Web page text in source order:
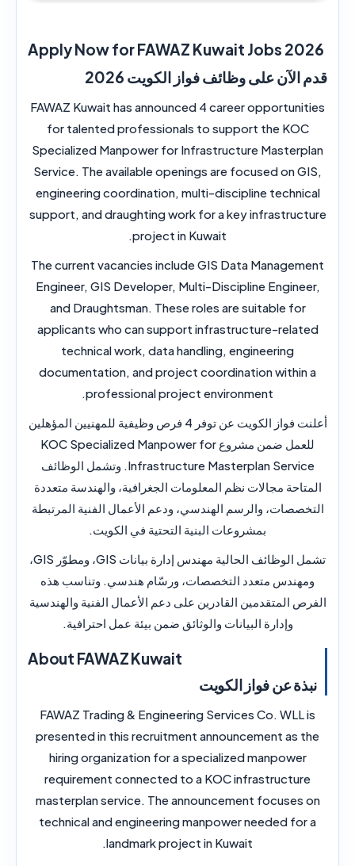
Apply Now for FAWAZ Kuwait Jobs 2026
قدم الآن على وظائف فواز الكويت 2026
FAWAZ Kuwait has announced 4 career opportunities
for talented professionals to support the KOC
Specialized Manpower for Infrastructure Masterplan
Service. The available openings are focused on GIS,
engineering coordination, multi-discipline technical
support, and draughting work for a key infrastructure
project in Kuwait.
The current vacancies include GIS Data Management
Engineer, GIS Developer, Multi-Discipline Engineer,
and Draughtsman. These roles are suitable for
applicants who can support infrastructure-related
technical work, data handling, engineering
documentation, and project coordination within a
professional project environment.
أعلنت فواز الكويت عن توفر 4 فرص وظيفية للمهنيين المؤهلين
للعمل ضمن مشروع KOC Specialized Manpower for
Infrastructure Masterplan Service. وتشمل الوظائف
المتاحة مجالات نظم المعلومات الجغرافية، والهندسة متعددة
التخصصات، والرسم الهندسي، ودعم الأعمال الفنية المرتبطة
بمشروعات البنية التحتية في الكويت.
تشمل الوظائف الحالية مهندس إدارة بيانات GIS، ومطوّر GIS،
ومهندس متعدد التخصصات، ورسّام هندسي. وتناسب هذه
الفرص المتقدمين القادرين على دعم الأعمال الفنية والهندسية
وإدارة البيانات والوثائق ضمن بيئة عمل احترافية.
About FAWAZ Kuwait
نبذة عن فواز الكويت
FAWAZ Trading & Engineering Services Co. WLL is
presented in this recruitment announcement as the
hiring organization for a specialized manpower
requirement connected to a KOC infrastructure
masterplan service. The announcement focuses on
technical and engineering manpower needed for a
landmark project in Kuwait.